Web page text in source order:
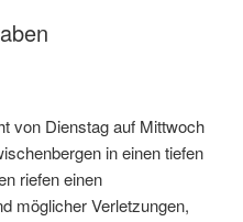
von Dienstag auf Mittwoch
in einen tiefen
riefen einen
möglicher Verletzungen,